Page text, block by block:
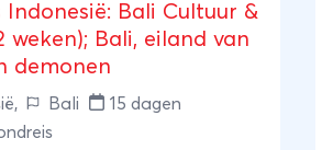
Indonesië: Bali Cultuur &
weken); Bali, eiland van
demonen
, Bali
15 dagen